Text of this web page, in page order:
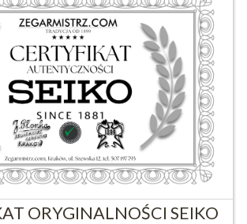
ORYGINALNOŚCI SEIKO